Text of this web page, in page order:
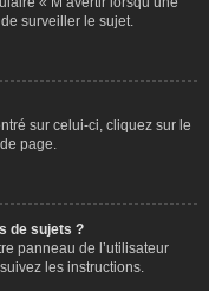
surveiller le sujet.
sur celui-ci, cliquez sur le
page.
de sujets ?
panneau de l’utilisateur
les instructions.